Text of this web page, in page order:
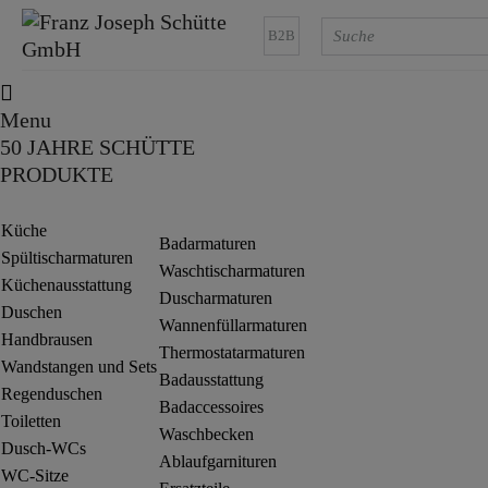
B2B
Menu
50 JAHRE SCHÜTTE
PRODUKTE
Küche
Spültischarmaturen
Küchenausstattung
Duschen
Handbrausen
Wandstangen und Sets
Regenduschen
Toiletten
Dusch-WCs
WC-Sitze
Badarmaturen
Waschtischarmaturen
Duscharmaturen
Wannenfüllarmaturen
Thermostatarmaturen
Badausstattung
Badaccessoires
Waschbecken
Ablaufgarnituren